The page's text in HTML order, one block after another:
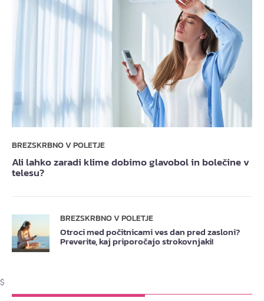
BREZSKRBNO V POLETJE
Ali lahko zaradi klime dobimo glavobol in bolečine v
telesu?
BREZSKRBNO V POLETJE
Otroci med počitnicami ves dan pred zasloni?
Preverite, kaj priporočajo strokovnjaki!
$